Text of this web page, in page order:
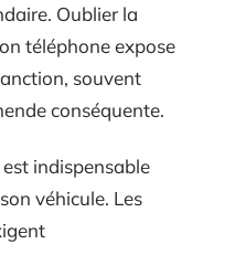
Oublier la
téléphone expose
souvent
conséquente.
indispensable
véhicule. Les